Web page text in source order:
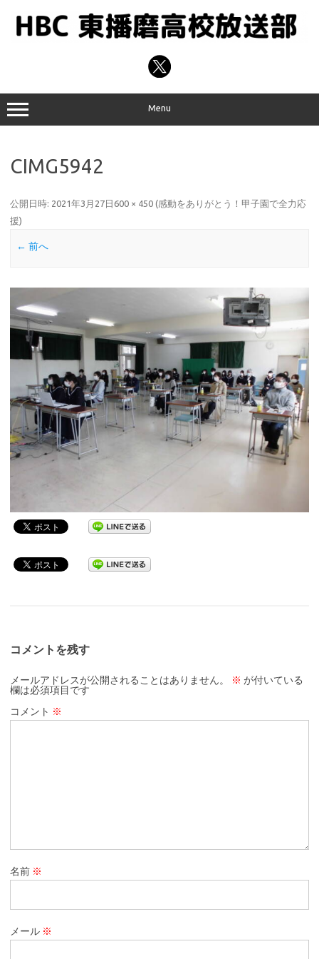
プ
Menu
CIMG5942
公開日時: 2021年3月27日 600 × 450 (感動をありがとう！甲子園で全力応
援)
← 前へ
コメントを残す
メールアドレスが公開されることはありません。 ※ が付いている
欄は必須項目です
コメント ※
名前 ※
メール ※